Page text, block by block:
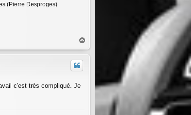
(Pierre Desproges)
a
u
c'est très compliqué. Je